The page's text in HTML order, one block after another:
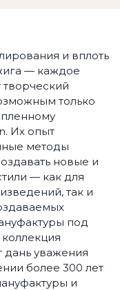
и вплоть
— каждое
только
Их опыт
методы
новые и
— как для
так и
под
дань уважения
более 300 лет
и